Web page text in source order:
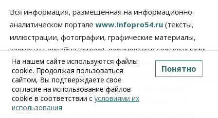
Вся информация, размещенная на информационно-
аналитическом портале www.Infopro54.ru (тексты,
иллюстрации, фотографии, графические материалы,
элементы дизайна, видео), охраняется в соответствии
с законодательством РФ. Любое использование
текстовых материалов допускается только при
соблюдении правил перепечатки и при упоминании
Infopro54.ru и наличии активной гиперссылки
наinfopro54.ru
На нашем сайте используются файлы
cookie. Продолжая пользоваться
сайтом, Вы подтверждаете свое
согласие на использование файлов
cookie в соответствии с условиями их
использования
Понятно